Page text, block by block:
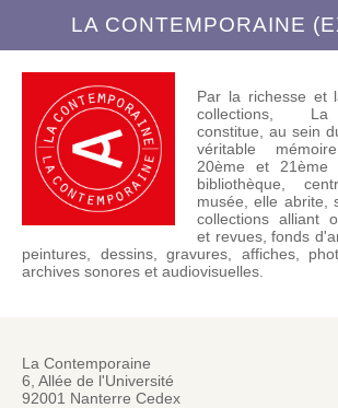
LA CONTEMPORAINE
Par la richesse et
collections, La
constitue, au sein
véritable
20ème et
bibliothèque,
musée, elle abrite,
collections alliant
et revues, fonds
peintures, dessins, gravures, affiches,
archives sonores et audiovisuelles.
La Contemporaine
6, Allée de l'Université
92001 Nanterre Cedex